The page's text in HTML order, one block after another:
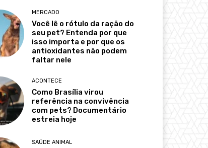
MERCADO
Você lê o rótulo da ração do
seu pet? Entenda por que
isso importa e por que os
antioxidantes não podem
faltar nele
ACONTECE
Como Brasília virou
referência na convivência
com pets? Documentário
estreia hoje
SAÚDE ANIMAL